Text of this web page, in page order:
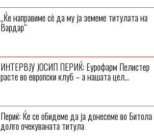
„Ќе направиме сè да му ја земеме титулата на
Вардар“
ИНТЕРВЈУ ЈОСИП ПЕРИЌ: Еурофарм Пелистер
расте во европски клуб – а нашата цел...
Периќ: Ќе се обидеме да ја донесеме во Битола
долго очекуваната титула